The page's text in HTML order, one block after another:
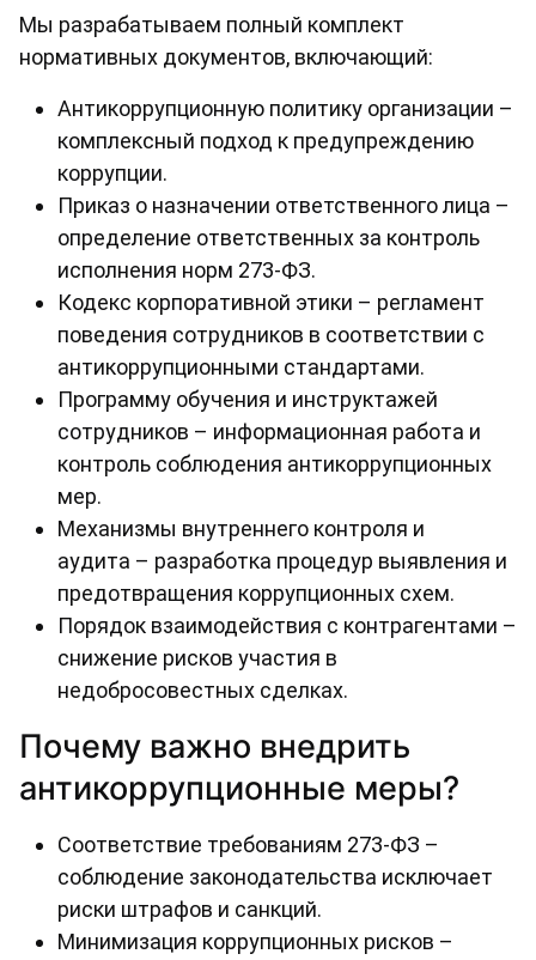
Мы разрабатываем полный комплект
нормативных документов, включающий:
Антикоррупционную политику организации –
комплексный подход к предупреждению
коррупции.
Приказ о назначении ответственного лица –
определение ответственных за контроль
исполнения норм 273-ФЗ.
Кодекс корпоративной этики – регламент
поведения сотрудников в соответствии с
антикоррупционными стандартами.
Программу обучения и инструктажей
сотрудников – информационная работа и
контроль соблюдения антикоррупционных
мер.
Механизмы внутреннего контроля и
аудита – разработка процедур выявления и
предотвращения коррупционных схем.
Порядок взаимодействия с контрагентами –
снижение рисков участия в
недобросовестных сделках.
Почему важно внедрить
антикоррупционные меры?
Соответствие требованиям 273-ФЗ –
соблюдение законодательства исключает
риски штрафов и санкций.
Минимизация коррупционных рисков –